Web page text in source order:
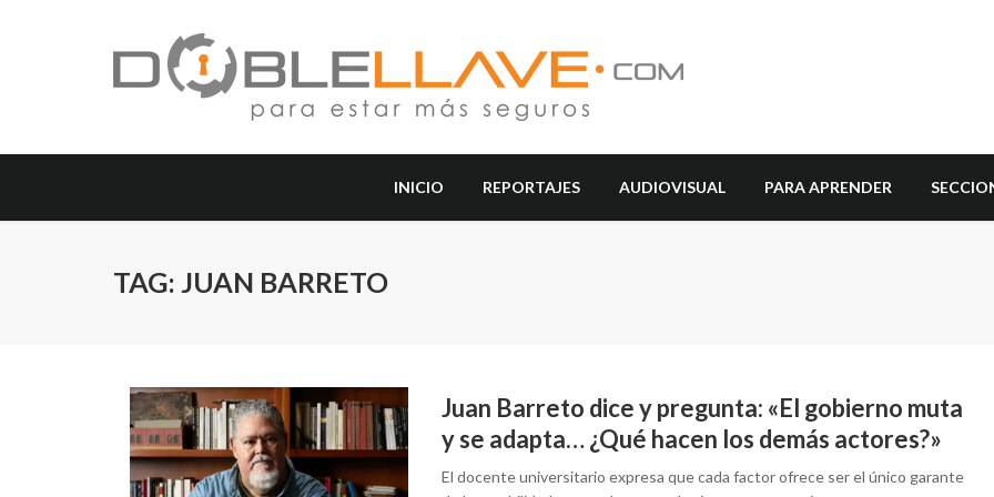
INICIO REPORTAJES AUDIOVISUAL PARA APRENDER
TAG: JUAN BARRETO
Juan Barreto dice y pregunta: «El gobierno muta
y se adapta… ¿Qué hacen los demás actores?»
El docente universitario expresa que cada factor ofrece ser el único garante